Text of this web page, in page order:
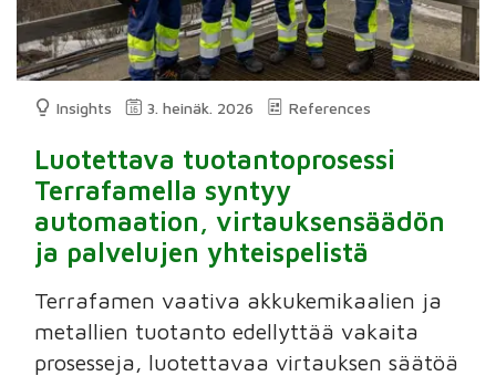
Insights 3. heinäk. 2026 References
Luotettava tuotantoprosessi
Terrafamella syntyy
automaation, virtauksensäädön
ja palvelujen yhteispelistä
Terrafamen vaativa akkukemikaalien ja
metallien tuotanto edellyttää vakaita
prosesseja, luotettavaa virtauksen säätöä